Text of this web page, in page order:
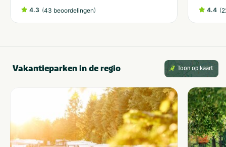
4.3 (43 beoordelingen) 4.4 (
Vakantieparken in de regio Toon op kaart